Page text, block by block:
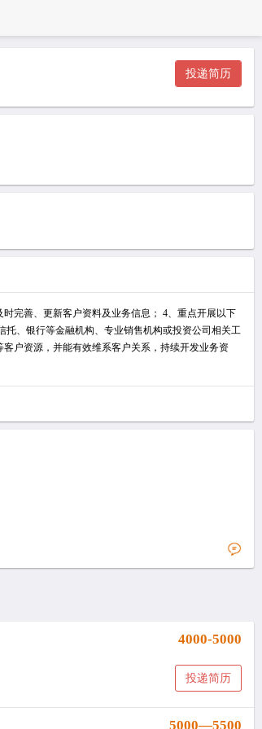
投递简历
完善、更新客户资料及业务信息； 4、重点开展以下
、银行等金融机构、专业销售机构或投资公司相关工
户资源，并能有效维系客户关系，持续开发业务资
4000-5000
投递简历
5000—5500